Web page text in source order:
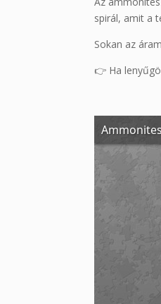
spirál, amit a
Sokan az
👉 Ha